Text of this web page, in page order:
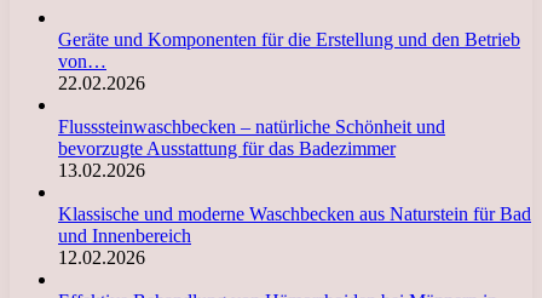
Geräte und Komponenten für die Erstellung und den Betrieb
von…
22.02.2026
Flusssteinwaschbecken – natürliche Schönheit und
bevorzugte Ausstattung für das Badezimmer
13.02.2026
Klassische und moderne Waschbecken aus Naturstein für Bad
und Innenbereich
12.02.2026